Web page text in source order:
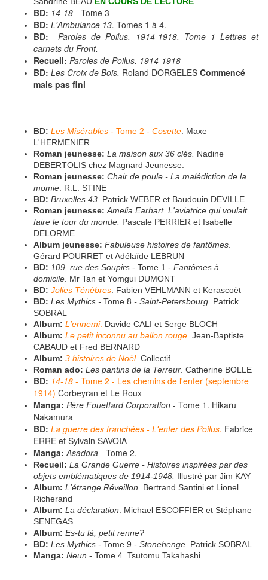
BD: 14-18 - Tome 3
BD: L'Ambulance 13. Tomes 1 à 4.
BD:
Paroles de Poilus. 1914-1918. Tome 1 Lettres et
carnets du Front.
Recueil: Paroles de Poilus. 1914-1918
BD: Les Croix de Bois. Roland DORGELES Commencé
mais pas fini
BD: Les Misérables - Tome 2 - Cosette . Maxe
L'HERMENIER
Roman jeunesse: La maison aux 36 clés. Nadine
DEBERTOLIS chez Magnard Jeunesse.
Roman jeunesse: Chair de poule - La malédiction de la
momie . R.L. STINE
BD: Bruxelles 43 . Patrick WEBER et Baudouin DEVILLE
Roman jeunesse: Amelia Earhart. L'aviatrice qui voulait
faire le tour du monde. Pascale PERRIER et Isabelle
DELORME
Album jeunesse: Fabuleuse histoires de fantômes
Gérard POURRET et Adélaïde LEBRUN
BD: 109, rue des Soupirs - Tome 1 - Fantômes à
domicile . Mr Tan et Yomgui DUMONT
BD: Jolies Ténèbres . Fabien VEHLMANN et Kerascoët
BD: Les Mythics - Tome 8 - Saint-Petersbourg. Patrick
SOBRAL
Album: L'ennemi. Davide CALI et Serge BLOCH
Album: Le petit inconnu au ballon rouge. Jean-Baptiste
CABAUD et Fred BERNARD
Album: 3 histoires de Noël. Collectif
Roman ado: Les pantins de la Terreur . Catherine BOLLE
BD: 14-18 - Tome 2 - Les chemins de l'enfer (septembre
1914) Corbeyran et Le Roux
Manga: Père Fouettard Corporation - Tome 1. Hikaru
Nakamura
BD: La guerre des tranchées - L'enfer des Poilus. Fabrice
ERRE et Sylvain SAVOIA
Manga: Asadora - Tome 2.
Recueil: La Grande Guerre - Histoires inspirées par des
objets emblématiques de 1914-1948. Illustré par Jim KAY
Album: L'étrange Réveillon . Bertrand Santini et Lionel
Richerand
Album: La déclaration . Michael ESCOFFIER et Stéphane
SENEGAS
Album: Es-tu là, petit renne?
BD: Les Mythics - Tome 9 - Stonehenge. Patrick SOBRAL
Manga: Neun - Tome 4. Tsutomu Takahashi